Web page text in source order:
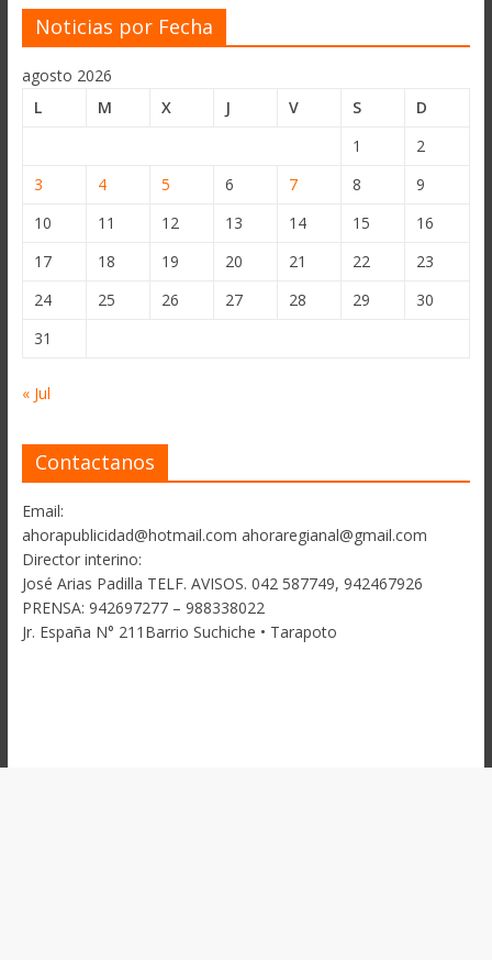
Noticias por Fecha
agosto 2026
L
M X J V S
D
1
2
3
4 5 6 7 8
9
10
11 12 13 14 15
16
17
18 19 20 21 22
23
24
25 26 27 28 29
30
31
« Jul
Contactanos
Email:
ahorapublicidad@hotmail.com ahoraregianal@gmail.com
Director interino:
José Arias Padilla TELF. AVISOS. 042 587749, 942467926
PRENSA: 942697277 – 988338022
Jr. España N° 211Barrio Suchiche • Tarapoto